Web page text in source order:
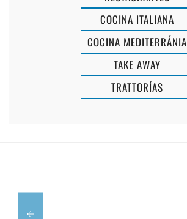
COCINA ITALIANA
COCINA MEDITERRÁNIA
TAKE AWAY
TRATTORÍAS
SUSHI